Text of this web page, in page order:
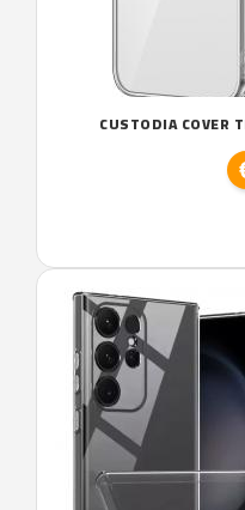
CUSTODIA COVER